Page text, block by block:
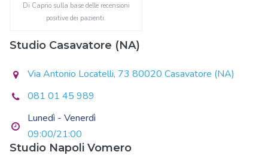
Di Caprio sulla base delle recensioni
positive dei pazienti.
Studio Casavatore (NA)
Via Antonio Locatelli, 73 80020 Casavatore (NA)
081 01 45 989
Lunedì - Venerdì
09:00/21:00
Studio Napoli Vomero